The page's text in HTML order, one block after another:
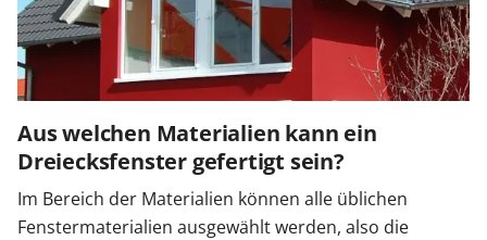
Aus welchen Materialien kann ein
Dreiecksfenster gefertigt sein?
Im Bereich der Materialien können alle üblichen
Fenstermaterialien ausgewählt werden, also die